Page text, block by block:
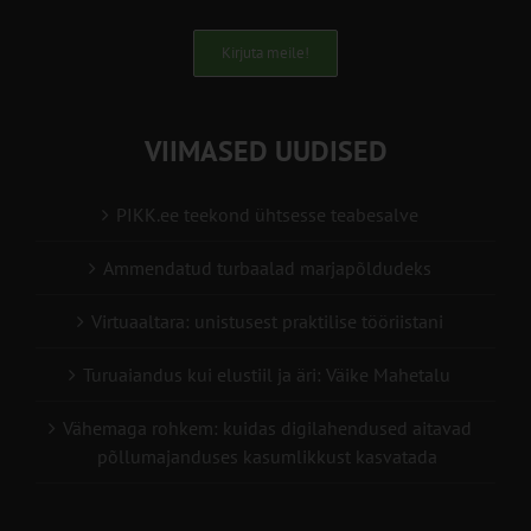
Kirjuta meile!
VIIMASED UUDISED
PIKK.ee teekond ühtsesse teabesalve
Ammendatud turbaalad marjapõldudeks
Virtuaaltara: unistusest praktilise tööriistani
Turuaiandus kui elustiil ja äri: Väike Mahetalu
Vähemaga rohkem: kuidas digilahendused aitavad
põllumajanduses kasumlikkust kasvatada